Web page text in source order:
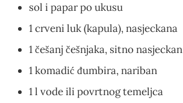
sol i papar po ukusu
1 crveni luk (kapula), nasjeckana
1 češanj češnjaka, sitno nasjeckan
1 komadić đumbira, nariban
1 l vode ili povrtnog temeljca